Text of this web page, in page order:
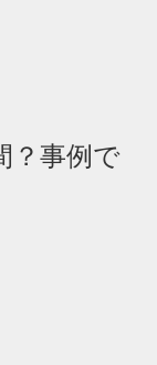
？事例で